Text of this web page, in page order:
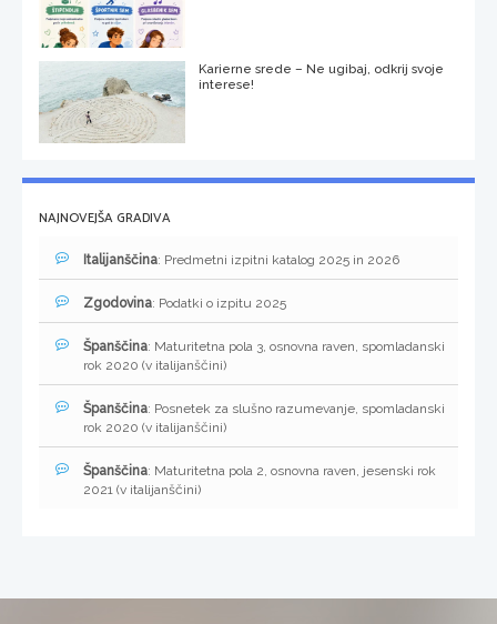
Karierne srede – Ne ugibaj, odkrij svoje
interese!
NAJNOVEJŠA GRADIVA
Italijanščina: Predmetni izpitni katalog 2025 in 2026
Zgodovina: Podatki o izpitu 2025
Španščina: Maturitetna pola 3, osnovna raven, spomladanski
rok 2020 (v italijanščini)
Španščina: Posnetek za slušno razumevanje, spomladanski
rok 2020 (v italijanščini)
Španščina: Maturitetna pola 2, osnovna raven, jesenski rok
2021 (v italijanščini)